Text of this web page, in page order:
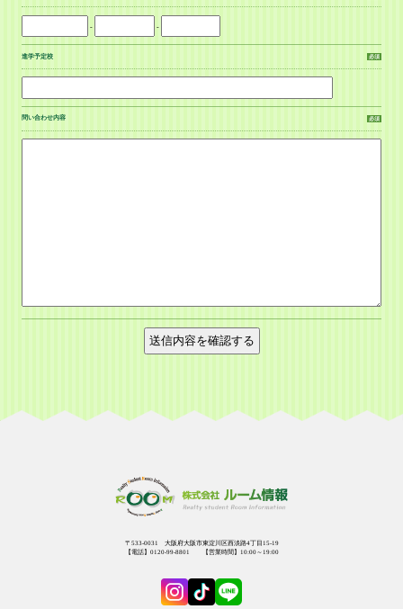
- -
進学予定校 必須
問い合わせ内容 必須
〒533-0031 大阪府大阪市東淀川区西淡路4丁目15-19
【電話】0120-99-8801 【営業時間】10:00～19:00